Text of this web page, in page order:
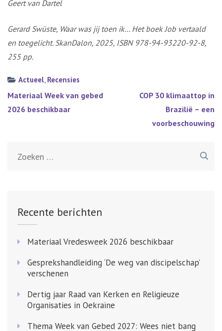
Geert van Dartel
Gerard Swüste, Waar was jij toen ik… Het boek Job vertaald
en toegelicht. SkanDalon, 2025, ISBN 978-94-93220-92-8,
255 pp.
Actueel, Recensies
Bericht
navigatie
Materiaal Week van gebed
2026 beschikbaar
COP 30 klimaattop in
Brazilië – een
voorbeschouwing
Recente berichten
Materiaal Vredesweek 2026 beschikbaar
Gesprekshandleiding ‘De weg van discipelschap’
verschenen
Dertig jaar Raad van Kerken en Religieuze
Organisaties in Oekraïne
Thema Week van Gebed 2027: Wees niet bang